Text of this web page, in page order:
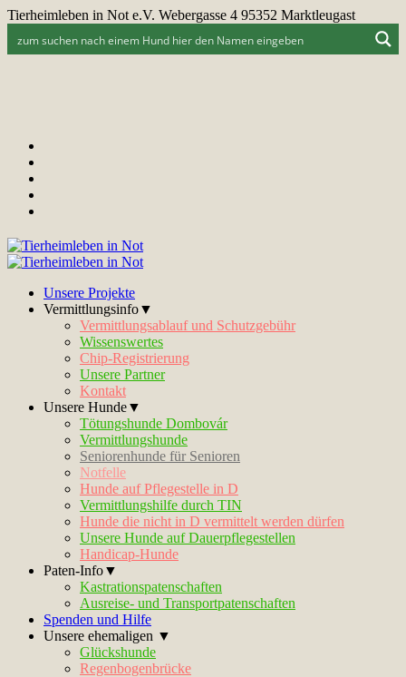
Tierheimleben in Not e.V. Webergasse 4 95352 Marktleugast
Unsere Projekte
Vermittlungsinfo▼
Vermittlungsablauf und Schutzgebühr
Wissenswertes
Chip-Registrierung
Unsere Partner
Kontakt
Unsere Hunde▼
Tötungshunde Dombovár
Vermittlungshunde
Seniorenhunde für Senioren
Notfelle
Hunde auf Pflegestelle in D
Vermittlungshilfe durch TIN
Hunde die nicht in D vermittelt werden dürfen
Unsere Hunde auf Dauerpflegestellen
Handicap-Hunde
Paten-Info▼
Kastrationspatenschaften
Ausreise- und Transportpatenschaften
Spenden und Hilfe
Unsere ehemaligen ▼
Glückshunde
Regenbogenbrücke